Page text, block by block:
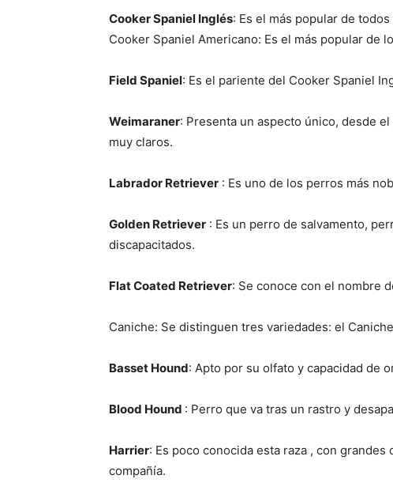
Cooker Spaniel Inglés: Es el más popular de
Cooker Spaniel Americano: Es el más popular de
Field Spaniel: Es el pariente del Cooker Spaniel
Weimaraner: Presenta un aspecto único, desde
muy claros.
Labrador Retriever : Es uno de los perros más
Golden Retriever : Es un perro de salvamento,
discapacitados.
Flat Coated Retriever: Se conoce con el nombre
Caniche: Se distinguen tres variedades: el
Basset Hound: Apto por su olfato y capacidad de
Blood Hound : Perro que va tras un rastro y
Harrier: Es poco conocida esta raza , con
compañía.